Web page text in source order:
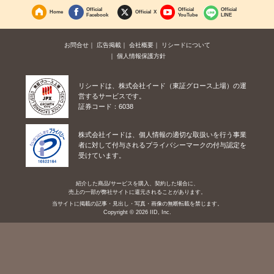
Home
Official
Facebook
Official X
Official
YouTube
Official
LINE
お問合せ 広告掲載 会社概要
リシードについて
個人情報保護方針
リシードは、株式会社イード（東証グロース上場）の運
営するサービスです。
証券コード：6038
株式会社イードは、個人情報の適切な取扱いを行う事業
者に対して付与されるプライバシーマークの付与認定を
受けています。
紹介した商品/サービスを購入、契約した場合に、
売上の一部が弊社サイトに還元されることがあります。
当サイトに掲載の記事・見出し・写真・画像の無断転載を禁じます。
Copyright © 2026 IID, Inc.